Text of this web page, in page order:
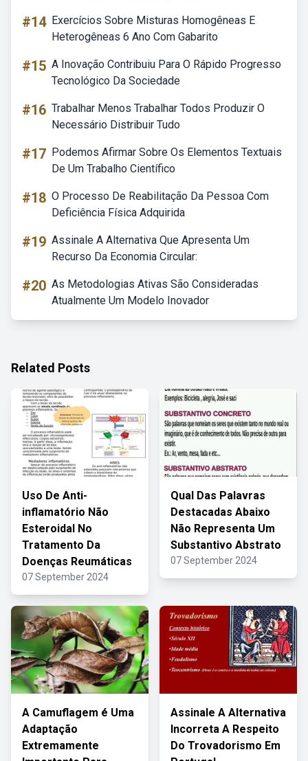
#14 Exercícios Sobre Misturas Homogêneas E
Heterogêneas 6 Ano Com Gabarito
#15 A Inovação Contribuiu Para O Rápido Progresso
Tecnológico Da Sociedade
#16 Trabalhar Menos Trabalhar Todos Produzir O
Necessário Distribuir Tudo
#17 Podemos Afirmar Sobre Os Elementos Textuais
De Um Trabalho Científico
#18 O Processo De Reabilitação Da Pessoa Com
Deficiência Física Adquirida
#19 Assinale A Alternativa Que Apresenta Um
Recurso Da Economia Circular:
#20 As Metodologias Ativas São Consideradas
Atualmente Um Modelo Inovador
Related Posts
Uso De Anti-
inflamatório Não
Esteroidal No
Tratamento Da
Doenças Reumáticas
07 September 2024
Qual Das Palavras
Destacadas Abaixo
Não Representa Um
Substantivo Abstrato
07 September 2024
A Camuflagem é Uma
Adaptação
Extremamente
Assinale A Alternativa
Incorreta A Respeito
Do Trovadorismo Em